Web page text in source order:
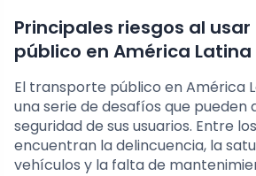
Principales riesgos al
público en América Latina
El transporte público en América
una serie de desafíos que pueden
seguridad de sus usuarios. Entre
encuentran la delincuencia, la
vehículos y la falta de